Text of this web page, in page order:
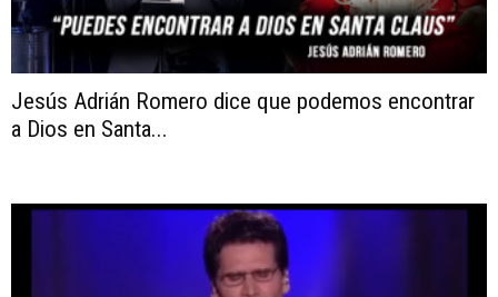
Jesús Adrián Romero dice que podemos encontrar
a Dios en Santa...